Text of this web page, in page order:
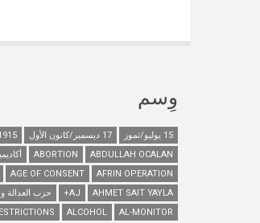
وِسم
15 يوليو/تموز 17 ديسمبر/كانون الأول
ABDULLAH OCALAN
ABORTION
AFRIN OPERATION
AGE OF CONSENT
AHMET SAIT YAYLA
AJ+ حزب العدالة
AL-MONITOR
ALCOHOL